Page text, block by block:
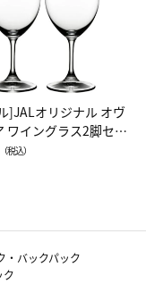
]JALオリジナル オヴ
ワイングラス2脚セッ
ワイン）
（税込）
・バックパック
ク